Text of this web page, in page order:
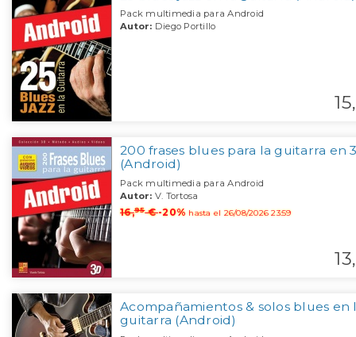
Pack multimedia para Android
Autor: Diego Portillo
15,
200 frases blues para la guitarra en
(Android)
Pack multimedia para Android
Autor: V. Tortosa
16,95€-20%hasta el 26/08/2026 23:59
13,
Acompañamientos & solos blues en
guitarra (Android)